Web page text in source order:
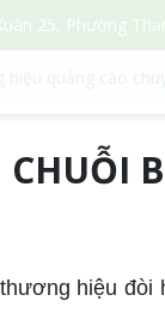
25, Phường
hiệu quảng cáo
hiệu